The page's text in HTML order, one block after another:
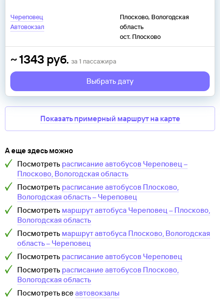
Череповец
Автовокзал
Плосково, Вологодская
область
ост. Плосково
~1343 руб. за 1 пассажира
Выбрать дату
Показать примерный маршрут на карте
А еще здесь можно
Посмотреть расписание автобусов Череповец–
Плосково, Вологодская область
Посмотреть расписание автобусов Плосково,
Вологодская область– Череповец
Посмотреть маршрут автобуса Череповец– Плосково,
Вологодская область
Посмотреть маршрут автобуса Плосково, Вологодская
область– Череповец
Посмотреть расписание автобусов Череповец
Посмотреть расписание автобусов Плосково,
Вологодская область
Посмотреть все автовокзалы